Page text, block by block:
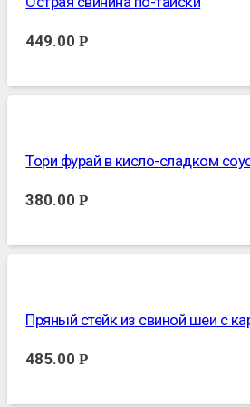
449.00Р
Тори фурай в кисло-сладком
380.00Р
Пряный стейк из свиной шеи с
485.00Р